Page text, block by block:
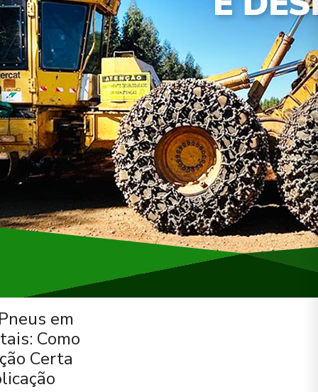
em
Como
Certa